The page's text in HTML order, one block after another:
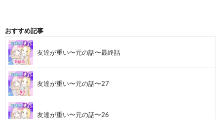
おすすめ記事
友達が重い〜元の話〜最終話
友達が重い〜元の話〜27
友達が重い〜元の話〜26